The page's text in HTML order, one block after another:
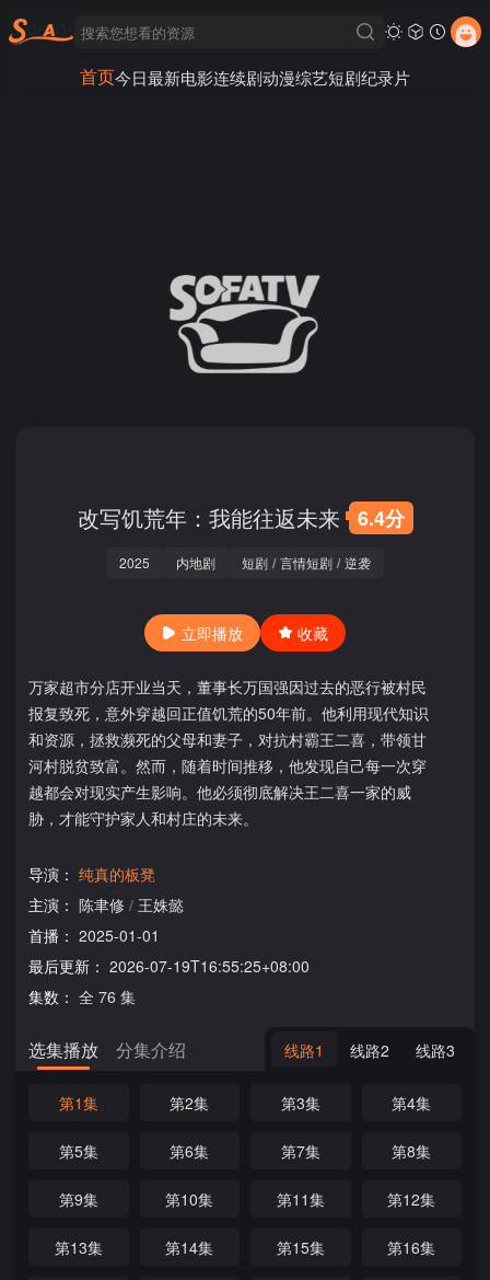
首页今日最新电影连续剧动漫综艺短剧纪录片
改写饥荒年：我能往返未来 6.4分
2025 内地剧 短剧 / 言情短剧 / 逆袭
立即播放 收藏
万家超市分店开业当天，董事长万国强因过去的恶行被村民
报复致死，意外穿越回正值饥荒的50年前。他利用现代知识
和资源，拯救濒死的父母和妻子，对抗村霸王二喜，带领甘
河村脱贫致富。然而，随着时间推移，他发现自己每一次穿
越都会对现实产生影响。他必须彻底解决王二喜一家的威
胁，才能守护家人和村庄的未来。
导演： 纯真的板凳
主演： 陈聿修 / 王姝懿
首播： 2025-01-01
最后更新： 2026-07-19T16:55:25+08:00
集数： 全 76 集
选集播放 分集介绍 线路1 线路2 线路3
第1集 第2集 第3集 第4集
第5集 第6集 第7集 第8集
第9集 第10集 第11集 第12集
第13集 第14集 第15集 第16集